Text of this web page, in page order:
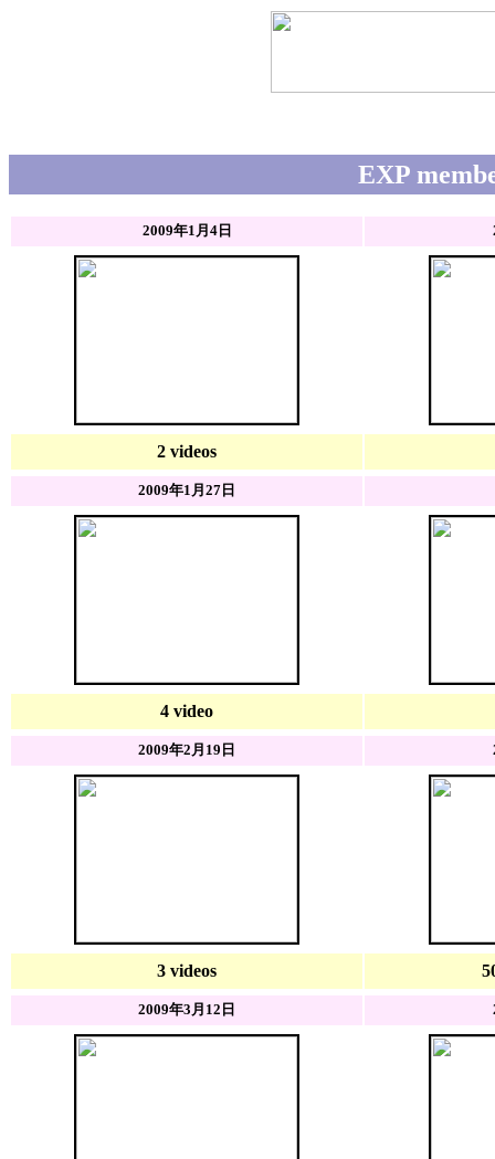
EXP
2009年1月4日
2 videos
2009年1月27日
4 video
2009年2月19日
3 videos
2009年3月12日